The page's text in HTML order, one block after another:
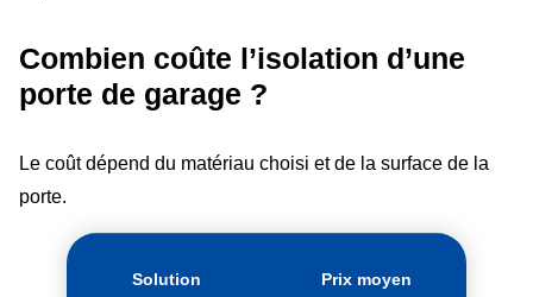
Combien coûte l’isolation d’une
porte de garage ?
Le coût dépend du matériau choisi et de la surface de la
porte.
Solution Prix moyen